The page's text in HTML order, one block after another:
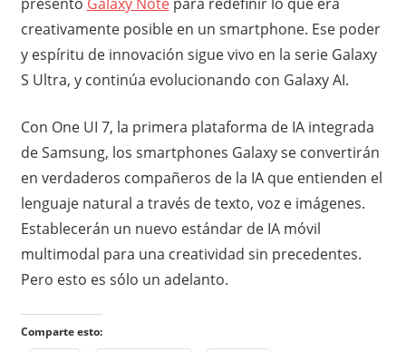
creativamente posible en un smartphone. Ese poder
y espíritu de innovación sigue vivo en la serie Galaxy
S Ultra, y continúa evolucionando con Galaxy AI.
Con One UI 7, la primera plataforma de IA integrada
de Samsung, los smartphones Galaxy se convertirán
en verdaderos compañeros de la IA que entienden el
lenguaje natural a través de texto, voz e imágenes.
Establecerán un nuevo estándar de IA móvil
multimodal para una creatividad sin precedentes.
Pero esto es sólo un adelanto.
Comparte esto: